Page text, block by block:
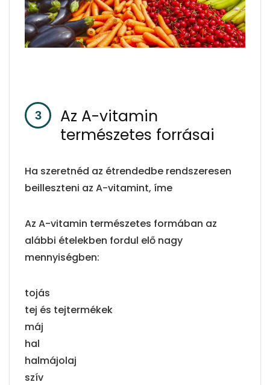
Az A-vitamin
természetes forrásai
Ha szeretnéd az étrendedbe rendszeresen
beilleszteni az A-vitamint, íme
Az A-vitamin természetes formában az
alábbi ételekben fordul elő nagy
mennyiségben:
tojás
tej és tejtermékek
máj
hal
halmájolaj
szív